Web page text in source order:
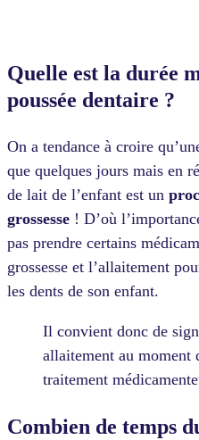
Quelle est la durée
poussée dentaire ?
On a tendance à croire
que quelques jours mais en
de lait de l’enfant est un
grossesse ! D’où
pas prendre certains
grossesse et l’allaitement
les dents de son enfant.
Il convient donc de
allaitement au moment
traitement
Combien de temps